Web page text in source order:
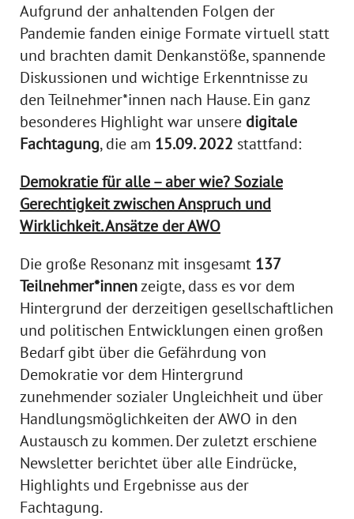
Aufgrund der anhaltenden Folgen der
Pandemie fanden einige Formate virtuell statt
und brachten damit Denkanstöße, spannende
Diskussionen und wichtige Erkenntnisse zu
den Teilnehmer*innen nach Hause. Ein ganz
besonderes Highlight war unsere digitale
Fachtagung, die am 15.09. 2022 stattfand:
Demokratie für alle – aber wie? Soziale
Gerechtigkeit zwischen Anspruch und
Wirklichkeit. Ansätze der AWO
Die große Resonanz mit insgesamt 137
Teilnehmer*innenzeigte, dass es vor dem
Hintergrund der derzeitigen gesellschaftlichen
und politischen Entwicklungen einen großen
Bedarf gibt über die Gefährdung von
Demokratie vor dem Hintergrund
zunehmender sozialer Ungleichheit und über
Handlungsmöglichkeiten der AWO in den
Austausch zu kommen. Der zuletzt erschiene
Newsletter berichtet über alle Eindrücke,
Highlights und Ergebnisse aus der
Fachtagung.